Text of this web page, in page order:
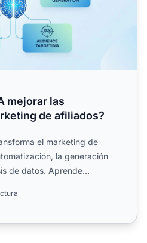
mejorar las
de afiliados?
el marketing de
la generación
de datos. Aprende